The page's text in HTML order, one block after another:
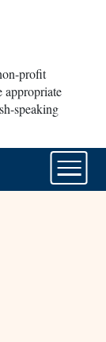
profit
appropriate
speaking